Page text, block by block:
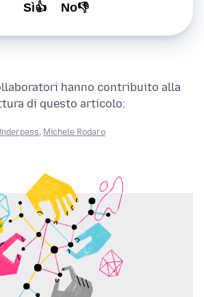
Sì👍 No👎
hanno contribuito alla
di questo articolo:
, Michele Rodaro